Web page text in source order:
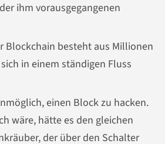
ihm vorausgegangenen
Blockchain besteht aus Millionen
in einem ständigen Fluss
einen Block zu hacken.
wäre, hätte es den gleichen
der über den Schalter